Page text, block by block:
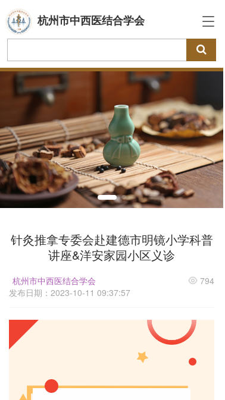
T
l
a
v
i
g
a
t
i
杭州市中西医结合学会
针灸推拿专委会赴建德市明镜小学科普
讲座&洋安家园小区义诊
杭州市中西医结合学会
发布日期：2023-10-11 09:37:57
794